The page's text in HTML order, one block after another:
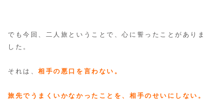
でも今回、二人旅ということで、心に誓ったことがありま
した。
それは、相手の悪口を言わない。
旅先でうまくいかなかったことを、相手のせいにしない。